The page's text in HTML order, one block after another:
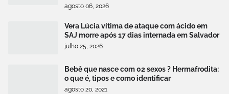
agosto 06, 2026
Vera Lúcia vítima de ataque com ácido em
SAJ morre após 17 dias internada em Salvador
julho 25, 2026
Bebê que nasce com 02 sexos ? Hermafrodita:
o que é, tipos e como identificar
agosto 20, 2021